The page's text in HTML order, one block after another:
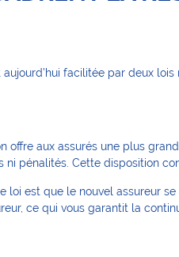
aujourd’hui facilitée par deux
offre aux assurés une plus
pénalités. Cette disposition
loi est que le nouvel assureur
ce qui vous garantit la